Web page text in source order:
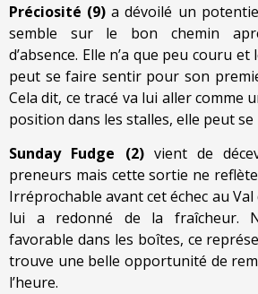
Préciosité (9)a dévoilé un
semble sur le bon chemin
d’absence. Elle n’a que peu couru
peut se faire sentir pour son
Cela dit, ce tracé va lui aller comme
position dans les stalles, elle peut
Sunday Fudge (2) vient de
preneurs mais cette sortie ne
Irréprochable avant cet échec au Val
lui a redonné de la fraîcheur.
favorable dans les boîtes, ce
trouve une belle opportunité de
l’heure.